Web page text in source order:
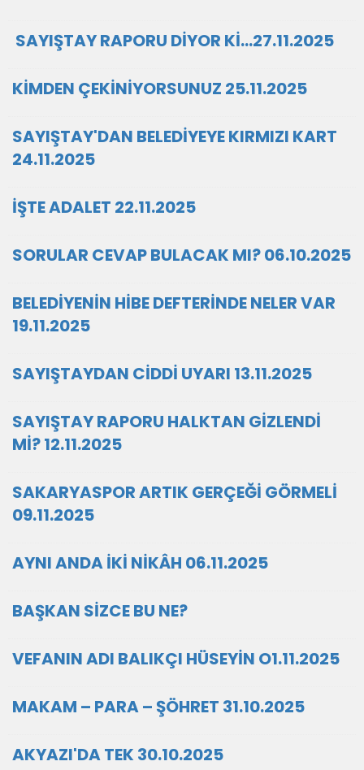
SAYIŞTAY RAPORU DİYOR Kİ…27.11.2025
KİMDEN ÇEKİNİYORSUNUZ 25.11.2025
SAYIŞTAY'DAN BELEDİYEYE KIRMIZI KART
24.11.2025
İŞTE ADALET 22.11.2025
SORULAR CEVAP BULACAK MI? 06.10.2025
BELEDİYENİN HİBE DEFTERİNDE NELER VAR
19.11.2025
SAYIŞTAYDAN CİDDİ UYARI 13.11.2025
SAYIŞTAY RAPORU HALKTAN GİZLENDİ
Mİ? 12.11.2025
SAKARYASPOR ARTIK GERÇEĞİ GÖRMELİ
09.11.2025
AYNI ANDA İKİ NİKÂH 06.11.2025
BAŞKAN SİZCE BU NE?
VEFANIN ADI BALIKÇI HÜSEYİN O1.11.2025
MAKAM – PARA – ŞÖHRET 31.10.2025
AKYAZI'DA TEK 30.10.2025